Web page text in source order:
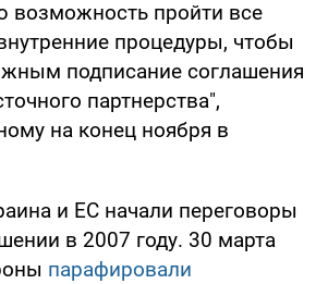
возможность пройти все
процедуры, чтобы
подписание соглашения
партнерства",
на конец ноября в
и ЕС начали переговоры
в 2007 году. 30 марта
парафировали